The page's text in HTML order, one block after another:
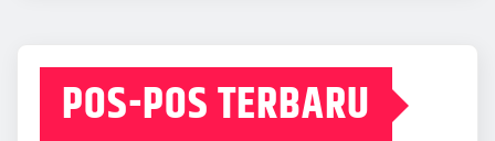
POS-POS TERBARU